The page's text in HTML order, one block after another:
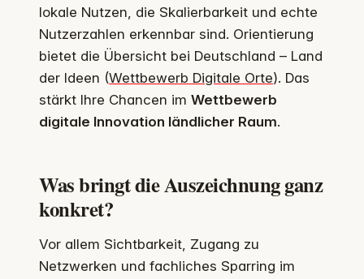
lokale Nutzen, die Skalierbarkeit und echte
Nutzerzahlen erkennbar sind. Orientierung
bietet die Übersicht bei Deutschland – Land
der Ideen (Wettbewerb Digitale Orte). Das
stärkt Ihre Chancen im Wettbewerb
digitale Innovation ländlicher Raum.
Was bringt die Auszeichnung ganz
konkret?
Vor allem Sichtbarkeit, Zugang zu
Netzwerken und fachliches Sparring im